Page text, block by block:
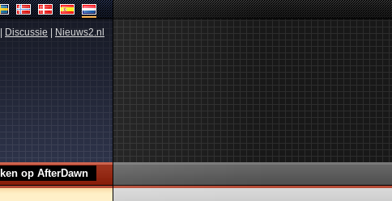
Discussie Nieuws2.nl